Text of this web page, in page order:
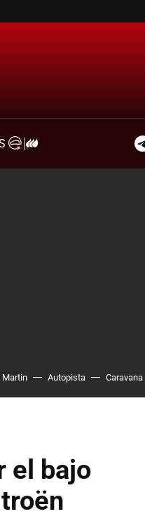
Martin Autopista Caravana
el bajo